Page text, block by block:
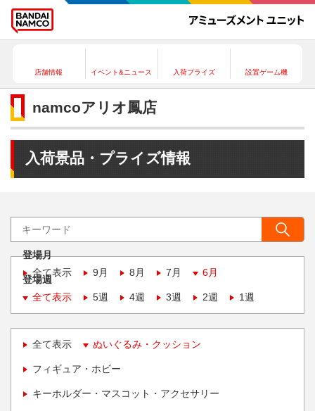
店舗情報 イベント&ニュース 入荷プライズ 設置ゲーム機
namcoアリオ鳳店
入荷景品・プライズ情報
登場月
全て表示
9月 8月 7月 6月
登場週
全て表示
5週 4週 3週 2週 1週
全て表示 ぬいぐるみ・クッション
フィギュア・ホビー
キーホルダー・マスコット・アクセサリー